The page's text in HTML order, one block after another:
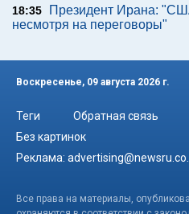
18:35
Президент Ирана:
несмотря на переговоры"
Воскресенье, 09 августа 2026 г.
Теги Обратная связь
Без картинок
Реклама:
Все права на материалы,